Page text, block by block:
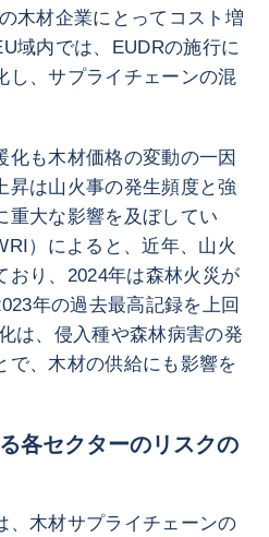
木材企業にとってコスト増
域内では、EUDRの施行に
し、サプライチェーンの混
化も木材価格の変動の一因
昇は山火事の発生頻度と強
重大な影響を及ぼしてい
）によると、近年、山火
おり、2024年は森林火災が
年の過去最高記録を上回
は、侵入種や森林病害の発
で、木材の供給にも影響を
各セクターのリスクの
、木材サプライチェーンの